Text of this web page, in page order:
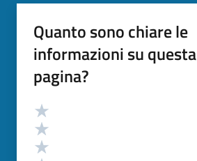
Quanto sono chiare le
informazioni su questa
pagina?
Valutazione